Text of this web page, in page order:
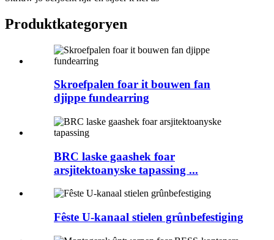
Produktkategoryen
Skroefpalen foar it bouwen fan
djippe fundearring
BRC laske gaashek foar
arsjitektoanyske tapassing ...
Fêste U-kanaal stielen grûnbefestiging